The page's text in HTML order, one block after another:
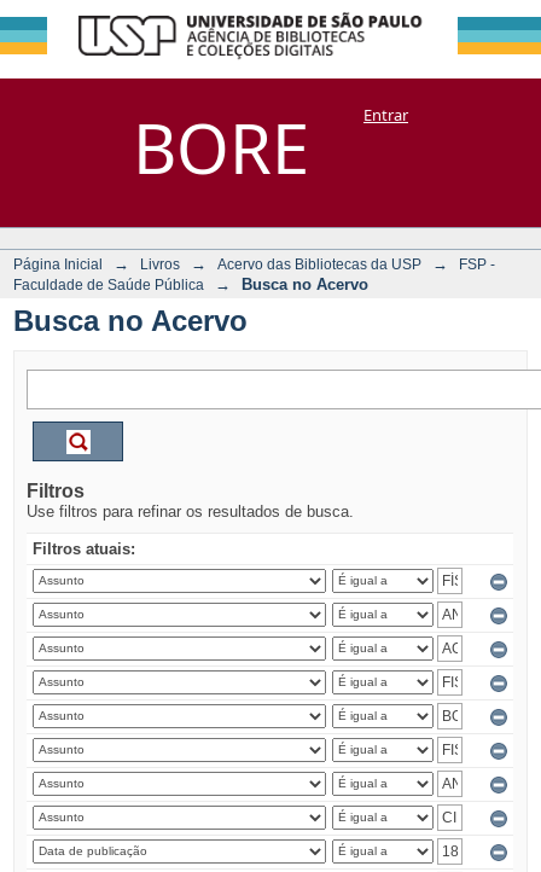
BORE
Busca no Acervo
DSpace/Manakin + CoriscoEntrar
Página Inicial → Livros → Acervo das Bibliotecas da USP →
FSP -
Faculdade de Saúde Pública
→ Busca no Acervo
Busca no Acervo
Filtros
Use filtros para refinar os resultados de busca.
Filtros atuais: